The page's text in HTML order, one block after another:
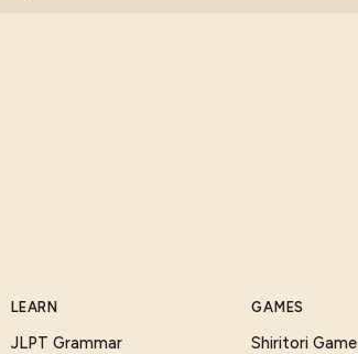
LEARN
JLPT Grammar
GAMES
Shiritori Game